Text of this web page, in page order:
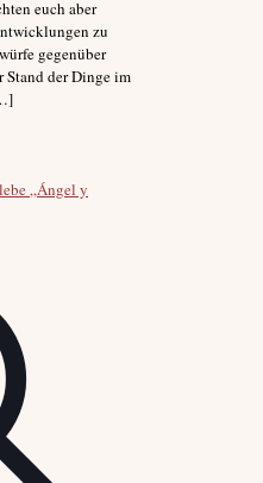
euch aber
zu
gegenüber
Stand der Dinge im